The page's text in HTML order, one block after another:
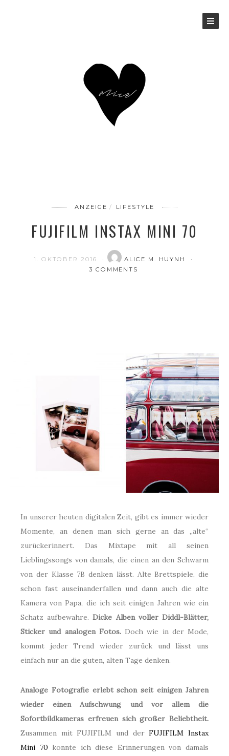
ANZEIGE LIFESTYLE
FUJIFILM INSTAX MINI 70
1. OKTOBER 2016
ALICE M. HUYNH
3 COMMENTS
In unserer heuten digitalen Zeit, gibt es immer wieder
Momente, an denen man sich gerne an das „alte“
zurückerinnert. Das Mixtape mit all seinen
Lieblingssongs von damals, die einen an den Schwarm
von der Klasse 7B denken lässt. Alte Brettspiele, die
schon fast auseinanderfallen und dann auch die alte
Kamera von Papa, die ich seit einigen Jahren wie ein
Schatz aufbewahre.Dicke Alben voller Diddl-Blätter,
Sticker und analogen Fotos.Doch wie in der Mode,
kommt jeder Trend wieder zurück und lässt uns
einfach nur an die guten, alten Tage denken.
Analoge Fotografie erlebt schon seit einigen Jahren
wieder einen Aufschwung und vor allem die
Sofortbildkameras erfreuen sich großer Beliebtheit.
Zusammen mit FUJIFILM und derFUJIFILM Instax
Mini 70 konnte ich diese Erinnerungen von damals